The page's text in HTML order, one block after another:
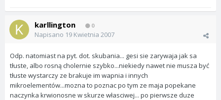
karllington 0
Napisano 19 Kwietnia 2007
Odp. natomiast na pyt. dot. skubania... gesi sie zarywaja jak sa
tłuste, albo rosną cholernie szybko...niekiedy nawet nie musza być
tłuste wystarczy ze brakuje im wapnia i innych
mikroelementów...mozna to poznac po tym ze maja popekane
naczynka krwionosne w skurze własciwej... po pierwsze duze